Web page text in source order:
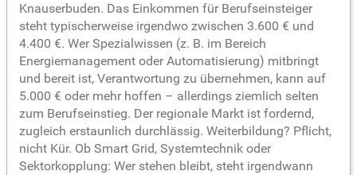
Knauserbuden. Das Einkommen für Berufseinsteiger
steht typischerweise irgendwo zwischen 3.600 € und
4.400 €. Wer Spezialwissen (z. B. im Bereich
Energiemanagement oder Automatisierung) mitbringt
und bereit ist, Verantwortung zu übernehmen, kann auf
5.000 € oder mehr hoffen – allerdings ziemlich selten
zum Berufseinstieg. Der regionale Markt ist fordernd,
zugleich erstaunlich durchlässig. Weiterbildung? Pflicht,
nicht Kür. Ob Smart Grid, Systemtechnik oder
Sektorkopplung: Wer stehen bleibt, steht irgendwann